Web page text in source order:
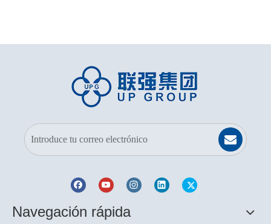
Lq-
Máquina cortadora de
Navegación rápida